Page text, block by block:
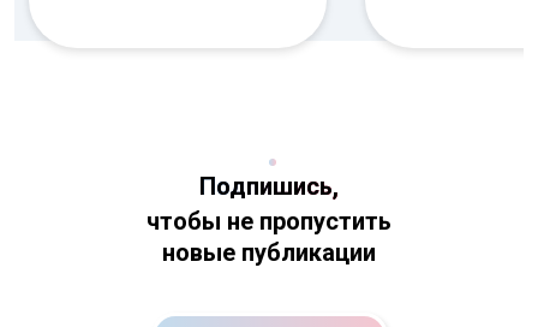
Подпишись,
чтобы не пропустить
новые публикации